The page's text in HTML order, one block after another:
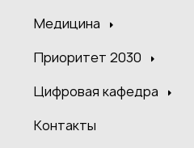
Медицина
Приоритет 2030
Цифровая кафедра
Контакты